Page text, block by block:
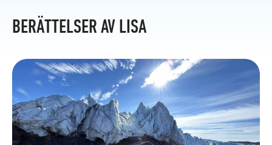
BERÄTTELSER AV LISA